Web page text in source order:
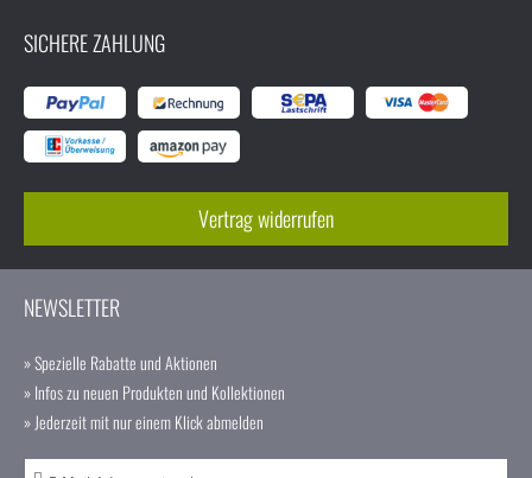
SICHERE ZAHLUNG
Vertrag widerrufen
NEWSLETTER
» Spezielle Rabatte und Aktionen
» Infos zu neuen Produkten und Kollektionen
» Jederzeit mit nur einem Klick abmelden